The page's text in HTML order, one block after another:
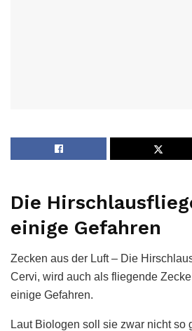
Die
einige Gefahren
Zecken aus der Luft – Die
Cervi, wird auch als fliegende
einige Gefahren.
Laut Biologen soll sie zwar nicht so